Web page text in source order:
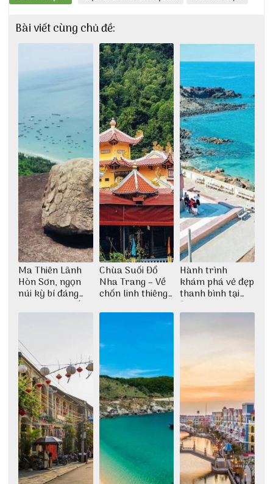
Bài viết cùng chủ đề:
Ma Thiên Lãnh
Hòn Sơn, ngọn
núi kỳ bí đáng
khám phá nhất
Chùa Suối Đổ
Nha Trang – Về
chốn linh thiêng
thiền định
Hành trình
khám phá vẻ đẹp
thanh bình tại
Đảo Phú Quý